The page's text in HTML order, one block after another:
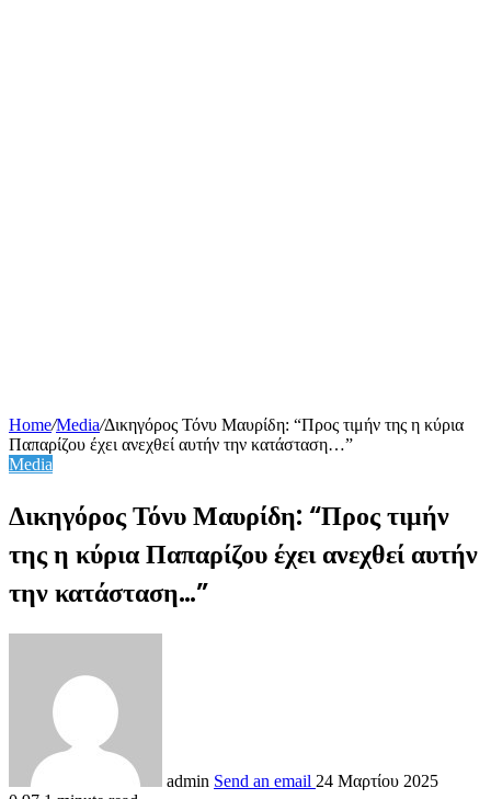
Home/Media/Δικηγόρος Τόνυ Μαυρίδη: “Προς τιμήν της η κύρια
Παπαρίζου έχει ανεχθεί αυτήν την κατάσταση…”
Media
Δικηγόρος Τόνυ Μαυρίδη: “Προς τιμήν
της η κύρια Παπαρίζου έχει ανεχθεί αυτήν
την κατάσταση…”
admin Send an email 24 Μαρτίου 2025